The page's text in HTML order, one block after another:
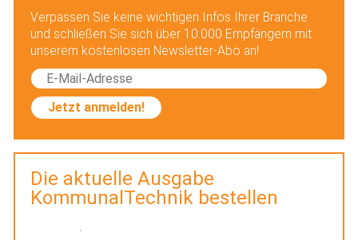
Verpassen Sie keine wichtigen Infos Ihrer Branche
und schließen Sie sich über 10.000 Empfängern mit
unserem kostenlosen Newsletter-Abo an!
Jetzt anmelden!
Die aktuelle Ausgabe
KommunalTechnik bestellen